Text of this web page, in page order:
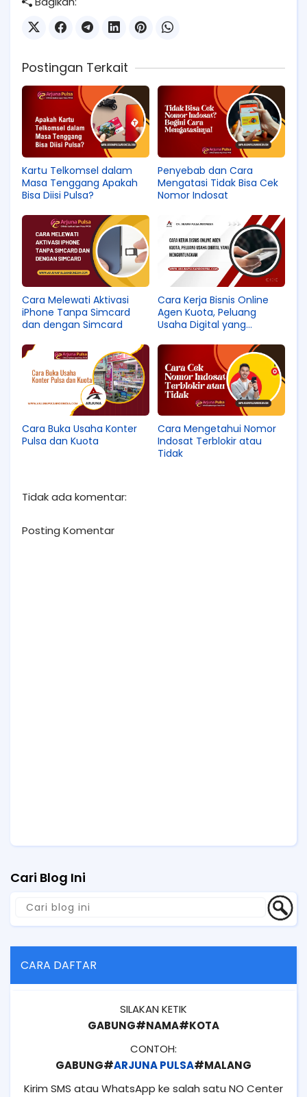
Postingan Terkait
Kartu Telkomsel dalam
Masa Tenggang Apakah
Bisa Diisi Pulsa?
Penyebab dan Cara
Mengatasi Tidak Bisa Cek
Nomor Indosat
Cara Melewati Aktivasi
iPhone Tanpa Simcard
dan dengan Simcard
Cara Kerja Bisnis Online
Agen Kuota, Peluang
Usaha Digital yang
Cara Buka Usaha Konter
Pulsa dan Kuota
Cara Mengetahui Nomor
Indosat Terblokir atau
Tidak
Tidak ada komentar:
Posting Komentar
Cari Blog Ini
CARA DAFTAR
SILAKAN KETIK
GABUNG#NAMA#KOTA
CONTOH:
GABUNG#ARJUNA PULSA#MALANG
Kirim SMS atau WhatsApp ke salah satu NO Center